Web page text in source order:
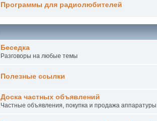
Программы для радиолюбителей
Беседка
Разговоры на любые темы
Полезные ссылки
Доска частных объявлений
Частные объявления, покупка и продажа